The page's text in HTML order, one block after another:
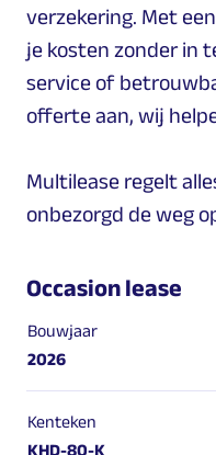
verzekering. Met
je kosten zonder in
service of
offerte aan, wij
Multilease regelt
onbezorgd de weg
Occasion lease
Bouwjaar
2026
Kenteken
KHD-80-K